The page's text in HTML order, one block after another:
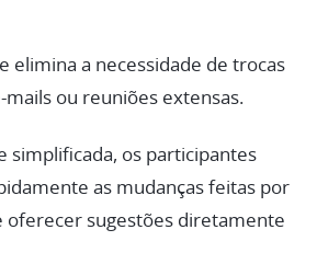
elimina a necessidade de trocas
ou reuniões extensas.
simplificada, os participantes
as mudanças feitas por
oferecer sugestões diretamente